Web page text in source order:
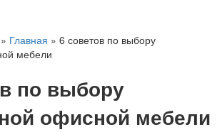
» Главная » 6 советов по выбору
мебели
по выбору
офисной мебели